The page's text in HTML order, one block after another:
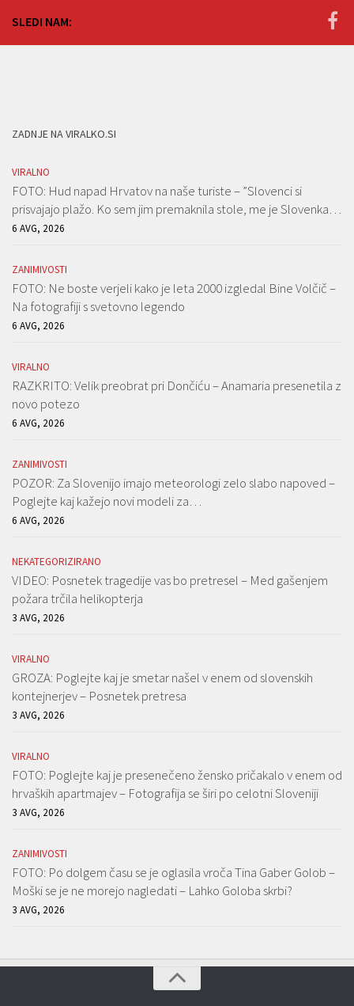
SLEDI NAM:
ZADNJE NA VIRALKO.SI
VIRALNO
FOTO: Hud napad Hrvatov na naše turiste – ”Slovenci si
prisvajajo plažo. Ko sem jim premaknila stole, me je Slovenka…
6 AVG, 2026
ZANIMIVOSTI
FOTO: Ne boste verjeli kako je leta 2000 izgledal Bine Volčič –
Na fotografiji s svetovno legendo
6 AVG, 2026
VIRALNO
RAZKRITO: Velik preobrat pri Dončiću – Anamaria presenetila z
novo potezo
6 AVG, 2026
ZANIMIVOSTI
POZOR: Za Slovenijo imajo meteorologi zelo slabo napoved –
Poglejte kaj kažejo novi modeli za…
6 AVG, 2026
NEKATEGORIZIRANO
VIDEO: Posnetek tragedije vas bo pretresel – Med gašenjem
požara trčila helikopterja
3 AVG, 2026
VIRALNO
GROZA: Poglejte kaj je smetar našel v enem od slovenskih
kontejnerjev – Posnetek pretresa
3 AVG, 2026
VIRALNO
FOTO: Poglejte kaj je presenečeno žensko pričakalo v enem od
hrvaških apartmajev – Fotografija se širi po celotni Sloveniji
3 AVG, 2026
ZANIMIVOSTI
FOTO: Po dolgem času se je oglasila vroča Tina Gaber Golob –
Moški se je ne morejo nagledati – Lahko Goloba skrbi?
3 AVG, 2026